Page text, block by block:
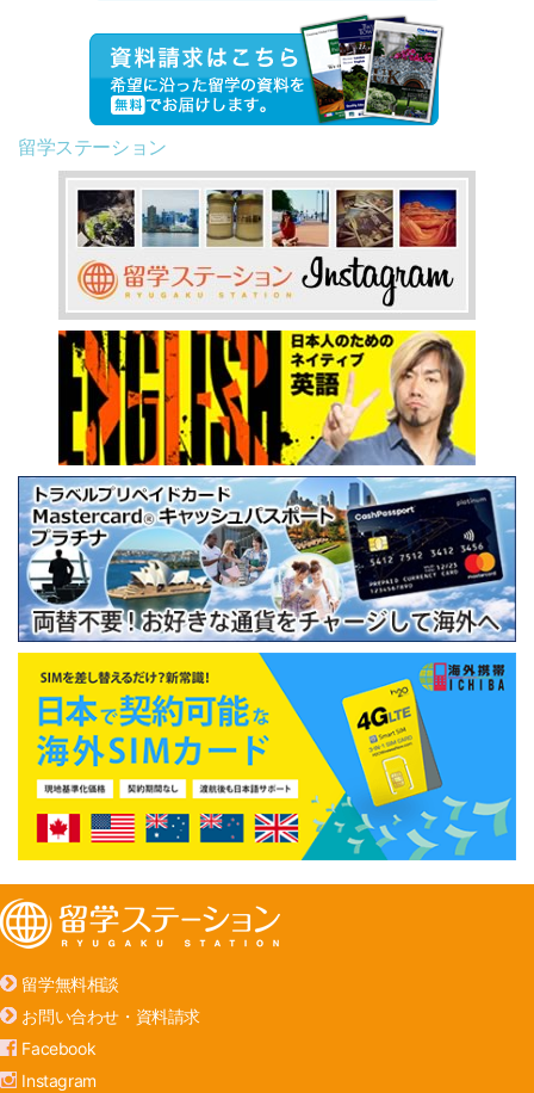
留学ステーション
留学無料相談
お問い合わせ・資料請求
Facebook
Instagram